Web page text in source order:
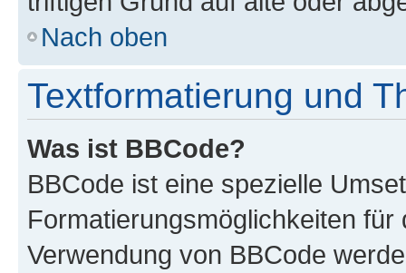
Nach oben
Textformatierung und
Was ist BBCode?
BBCode ist eine spezielle
Formatierungsmöglichkeiten
Verwendung von BBCode